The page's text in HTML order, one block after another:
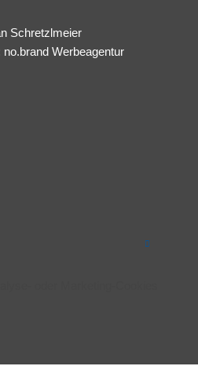
Schretzlmeier
no.brand Werbeagentur